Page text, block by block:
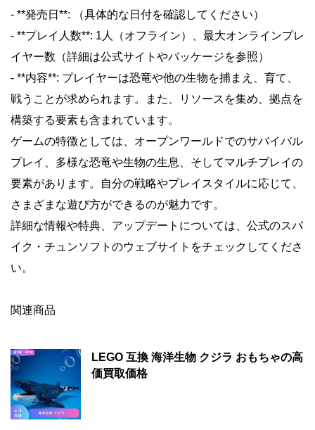
- **発売日**: （具体的な日付を確認してください）
- **プレイ人数**: 1人（オフライン）、最大オンラインプレ
イヤー数（詳細は公式サイトやパッケージを参照）
- **内容**: プレイヤーは恐竜や他の生物を捕まえ、育て、
戦うことが求められます。また、リソースを集め、拠点を
構築する要素も含まれています。
ゲームの特徴としては、オープンワールドでのサバイバル
プレイ、多様な恐竜や生物の生息、そしてマルチプレイの
要素があります。自分の戦略やプレイスタイルに応じて、
さまざまな遊び方ができるのが魅力です。
詳細な情報や特典、アップデートについては、公式のスパ
イク・チュンソフトのウェブサイトをチェックしてくださ
い。
関連商品
LEGO 互換 海洋生物 クジラ おもちゃの高
価買取価格